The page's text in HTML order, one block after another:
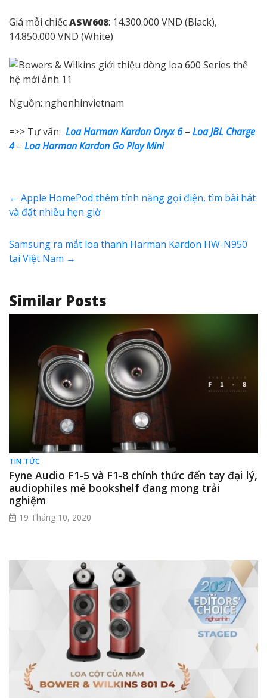
Giá mỗi chiếcASW608: 14.300.000 VND (Black),
14.850.000 VND (White)
Nguồn: nghenhinvietnam
=>> Tư vấn: Loa Harman Kardon Onyx 6– Loa JBL Charge
4– Loa Harman Kardon Go Play Mini
← Apple HomePod thêm tính năng gọi điện, tìm bài hát
và đặt nhiều hẹn giờ
Samsung ra mắt loa thanh Harman Kardon HW-N950
tại Việt Nam →
Similar Posts
TIN TỨC
Fyne Audio F1-5 và F1-8 chính thức đến tay đại lý,
audiophiles mê bookshelf đang mong trải
nghiệm
19 Tháng 10, 2020